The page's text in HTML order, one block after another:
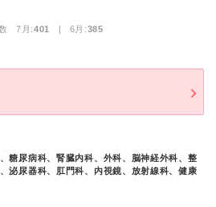
7月:401 | 6月:385
糖尿病科、腎臓内科、外科、脳神経外科、整
泌尿器科、肛門科、内視鏡、放射線科、健康